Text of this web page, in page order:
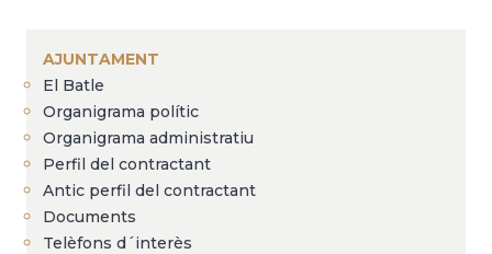
AJUNTAMENT
El Batle
Organigrama polític
Organigrama administratiu
Perfil del contractant
Antic perfil del contractant
Documents
Telèfons d´interès